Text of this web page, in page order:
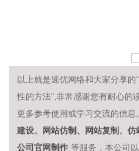
以上就是速优网络和大家分享
性的方法",非常感谢您有耐心的
更多参考使用或学习交流的信息
建设、网站仿制、网站复制、仿
公司官网制作 等服务，本公司